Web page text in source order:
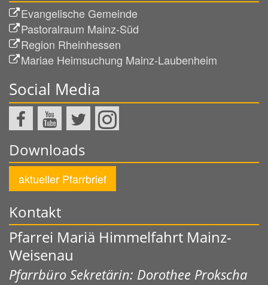
Evangelische Gemeinde
Pastoralraum Mainz-Süd
Region Rheinhessen
Mariae Heimsuchung Mainz-Laubenheim
Social Media
Downloads
aktueller Pfarrbrief
Kontakt
Pfarrei Mariä Himmelfahrt Mainz-
Weisenau
Pfarrbüro Sekretärin: Dorothee Prokscha